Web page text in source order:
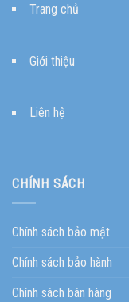
Trang chủ
Giới thiệu
Liên hệ
CHÍNH SÁCH
Chính sách bảo mật
Chính sách bảo hành
Chính sách bán hàng